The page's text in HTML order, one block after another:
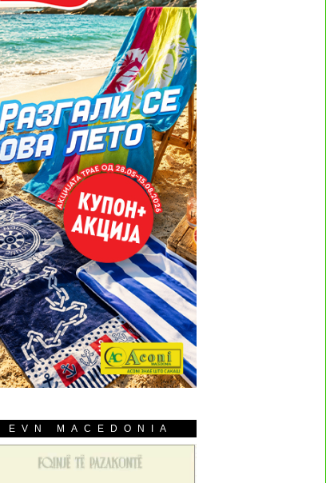
EVN MACEDONIA